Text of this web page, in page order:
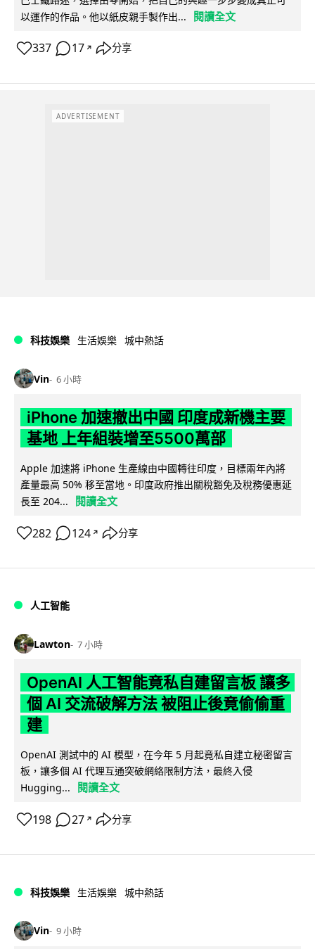
以運作的作品。他以紙皮親手製作出...
閱讀全文
337 17 ↗ 分享
ADVERTISEMENT
科技娛樂 生活娛樂 城中熱話
Vin 6 小時
iPhone 加速撤出中國 印度成新機主要
基地 上年組裝增至5500萬部
Apple 加速將 iPhone 生產線由中國轉往印度，目標兩年內將
產量最高 50% 移至當地。印度政府推出關稅豁免及稅務優惠延
長至 204...
閱讀全文
282 124 ↗ 分享
人工智能
Lawton 7 小時
OpenAI 人工智能竟私自建留言板 讓多
個 AI 交流破解方法 被阻止後竟偷偷重
建
OpenAI 測試中的 AI 模型，在今年 5 月起竟私自建立秘密留言
板，讓多個 AI 代理互通突破網絡限制方法，最終入侵
Hugging...
閱讀全文
198 27 ↗ 分享
科技娛樂 生活娛樂 城中熱話
Vin 9 小時